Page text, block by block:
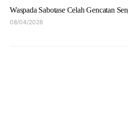
Waspada Sabotase Celah Gencatan
08/04/2026